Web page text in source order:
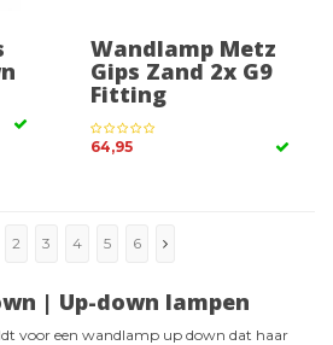
Wandlamp Metz
Gips Zand 2x G9
Fitting
64,95
2 3 4 5 6
| Up-down lampen
voor een wandlamp up down dat haar